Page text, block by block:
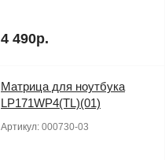
4 490р.
Матрица для ноутбука
LP171WP4(TL)(01)
Артикул: 000730-03